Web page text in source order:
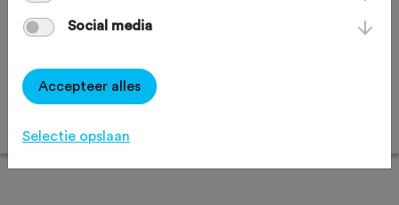
Afstand: 35 km
Social media
Accepteer alles
Selectie opslaan